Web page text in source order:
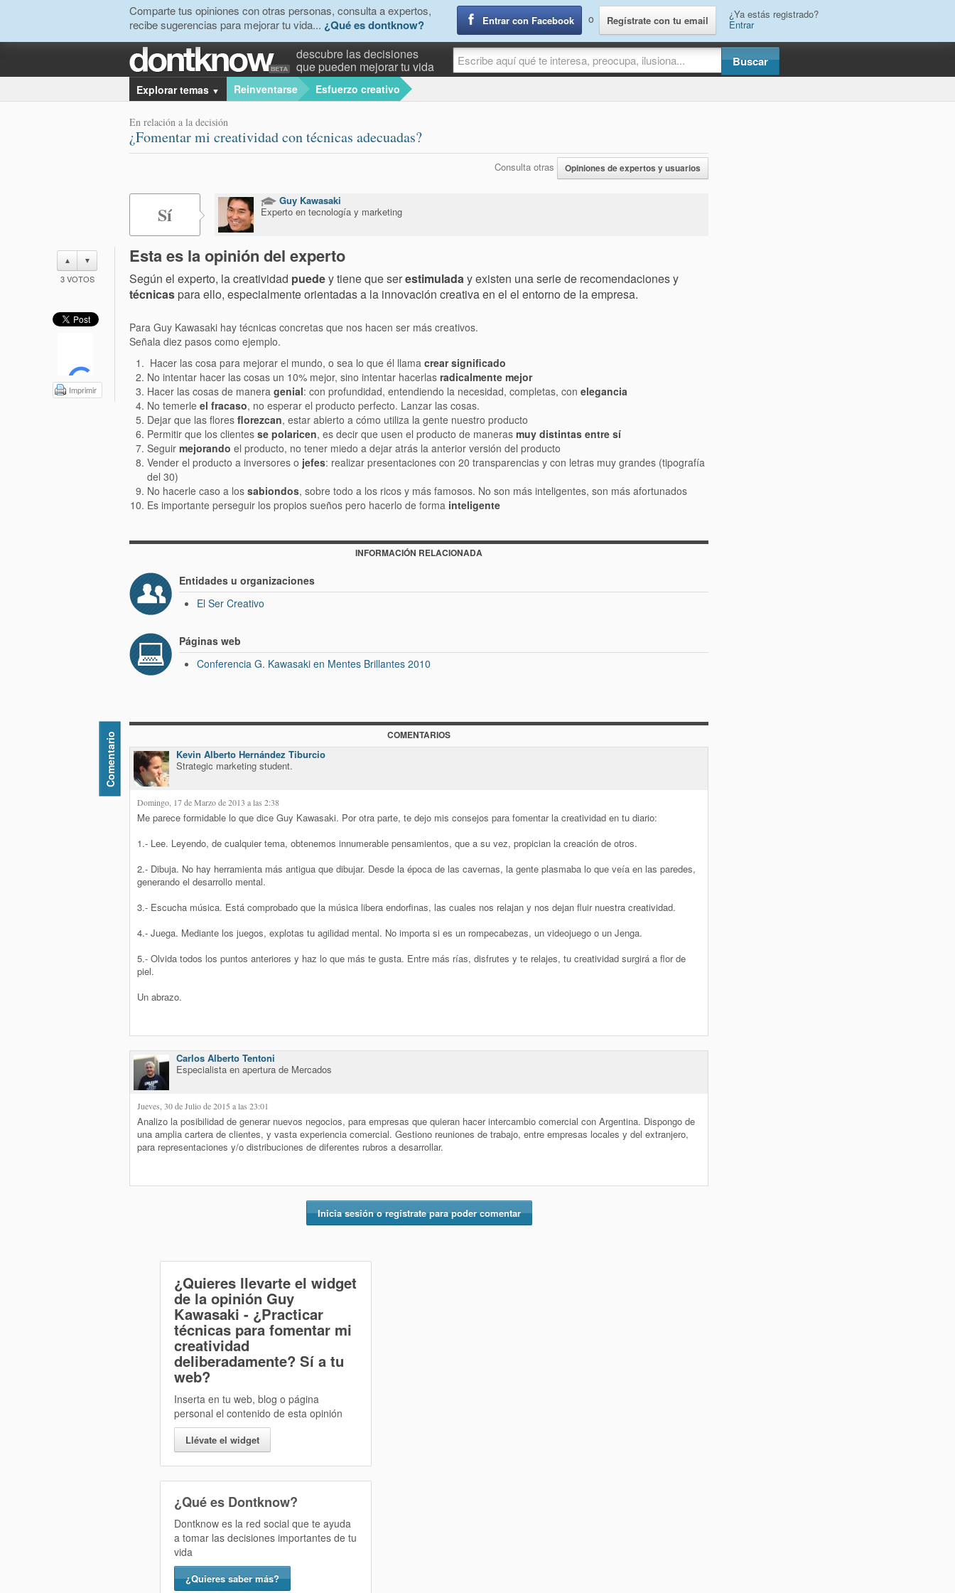
Comparte tus opiniones con otras personas, consulta a expertos,
recibe sugerencias para mejorar tu vida... ¿Qué es dontknow? Entrar con Facebook o Regístrate con tu email ¿Ya estás registrado?
Entrar
descubre las decisiones
que pueden mejorar tu vida
Explorar temas ▼ Reinventarse Esfuerzo creativo
En relación a la decisión
¿Fomentar mi creatividad con técnicas adecuadas?
Consulta otras Opiniones de expertos y usuarios
Sí
Guy Kawasaki
Experto en tecnología y marketing
▲ ▼
3VOTOS
Imprimir
Esta es la opinión del experto
Según el experto, la creatividad puedey tiene que serestimuladay existen una serie de recomendaciones y
técnicas para ello, especialmente orientadas a la innovación creativa en el el entorno de la empresa.
Para Guy Kawasaki hay técnicas concretas que nos hacen ser más creativos.
Señala diez pasos como ejemplo.
Hacer las cosa para mejorar el mundo, o sea lo que él llama crear significado
No intentar hacer las cosas un 10% mejor, sino intentar hacerlas radicalmente mejor
Hacer las cosas de manera genial: con profundidad, entendiendo la necesidad, completas, con elegancia
No temerle el fracaso, no esperar el producto perfecto. Lanzar las cosas.
Dejar que las flores florezcan, estar abierto a cómo utiliza la gente nuestro producto
Permitir que los clientes se polaricen, es decir que usen el producto de maneras muy distintas entre sí
Seguir mejorando el producto, no tener miedo a dejar atrás la anterior versión del producto
Vender el producto a inversores o jefes: realizar presentaciones con 20 transparencias y con letras muy grandes (tipografía
del 30)
No hacerle caso a los sabiondos, sobre todo a los ricos y más famosos. No son más inteligentes, son más afortunados
Es importante perseguir los propios sueños pero hacerlo de forma inteligente
INFORMACIÓN RELACIONADA
Entidades u organizaciones
El Ser Creativo
Páginas web
Conferencia G. Kawasaki en Mentes Brillantes 2010
Comentario COMENTARIOS
Kevin Alberto Hernández Tiburcio
Strategic marketing student.
Domingo, 17 de Marzo de 2013 a las 2:38
Me parece formidable lo que dice Guy Kawasaki. Por otra parte, te dejo mis consejos para fomentar la creatividad en tu diario:
1.- Lee. Leyendo, de cualquier tema, obtenemos innumerable pensamientos, que a su vez, propician la creación de otros.
2.- Dibuja. No hay herramienta más antigua que dibujar. Desde la época de las cavernas, la gente plasmaba lo que veía en las paredes,
generando el desarrollo mental.
3.- Escucha música. Está comprobado que la música libera endorfinas, las cuales nos relajan y nos dejan fluir nuestra creatividad.
4.- Juega. Mediante los juegos, explotas tu agilidad mental. No importa si es un rompecabezas, un videojuego o un Jenga.
5.- Olvida todos los puntos anteriores y haz lo que más te gusta. Entre más rías, disfrutes y te relajes, tu creatividad surgirá a flor de
piel.
Un abrazo.
Carlos Alberto Tentoni
Especialista en apertura de Mercados
Jueves, 30 de Julio de 2015 a las 23:01
Analizo la posibilidad de generar nuevos negocios, para empresas que quieran hacer intercambio comercial con Argentina. Dispongo de
una amplia cartera de clientes, y vasta experiencia comercial. Gestiono reuniones de trabajo, entre empresas locales y del extranjero,
para representaciones y/o distribuciones de diferentes rubros a desarrollar.
Inicia sesión o regístrate para poder comentar
¿Quieres llevarte el widget
de la opiniónGuy
Kawasaki - ¿Practicar
técnicas para fomentar mi
creatividad
deliberadamente? Sí a tu
web?
Inserta en tu web, blog o página
personal el contenido de esta opinión
Llévate el widget
¿Qué es Dontknow?
Dontknow es la red social que te ayuda
a tomar las decisiones importantes de tu
vida
¿Quieres saber más?